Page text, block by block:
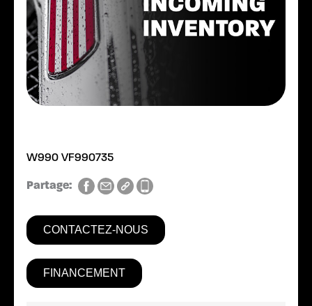
W990 VF990735
Partage:
CONTACTEZ-NOUS
FINANCEMENT